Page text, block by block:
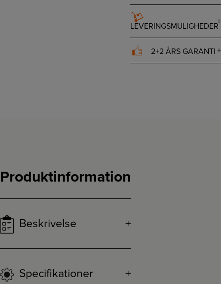
LEVERINGSMULIGHEDER
2+2 ÅRS GARANTI
Produktinformation
Beskrivelse
Specifikationer